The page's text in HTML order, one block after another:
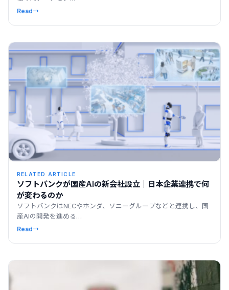
Read→
RELATED ARTICLE
ソフトバンクが国産AIの新会社設立｜日本企業連携で何
が変わるのか
ソフトバンクはNECやホンダ、ソニーグループなどと連携し、国
産AIの開発を進める…
Read→